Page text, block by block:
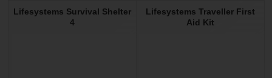
Lifesystems Survival Shelter
4
Lifesystems Traveller First
Aid Kit